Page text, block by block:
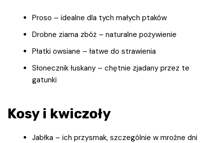
Proso – idealne dla tych małych ptaków
Drobne ziarna zbóż – naturalne pożywienie
Płatki owsiane – łatwe do strawienia
Słonecznik łuskany – chętnie zjadany przez te
gatunki
Kosy i kwiczoły
Jabłka – ich przysmak, szczególnie w mroźne dni